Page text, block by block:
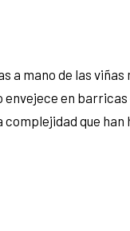
a mano de las viñas
en
que han